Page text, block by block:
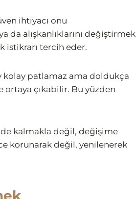
ihtiyacı onu
da alışkanlıklarını değiştirmek
istikrarı tercih eder.
patlamaz ama doldukça
ortaya çıkabilir. Bu yüzden
kalmakla değil, değişime
korunarak değil, yenilenerek